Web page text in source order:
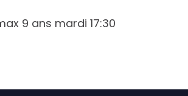
9 ans mardi 17:30